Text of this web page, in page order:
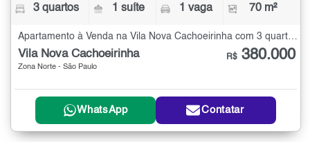
3 quartos 1 suíte 1 vaga 70 m²
Apartamento à Venda na Vila Nova Cachoeirinha com 3 quartos - 70 m²
Vila Nova Cachoeirinha
Zona Norte - São Paulo
R$ 380.000
WhatsApp Contatar